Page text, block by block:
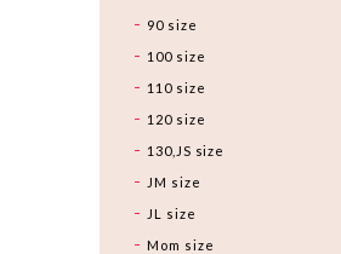
90 size
100 size
110 size
120 size
130,JS size
JM size
JL size
Mom size